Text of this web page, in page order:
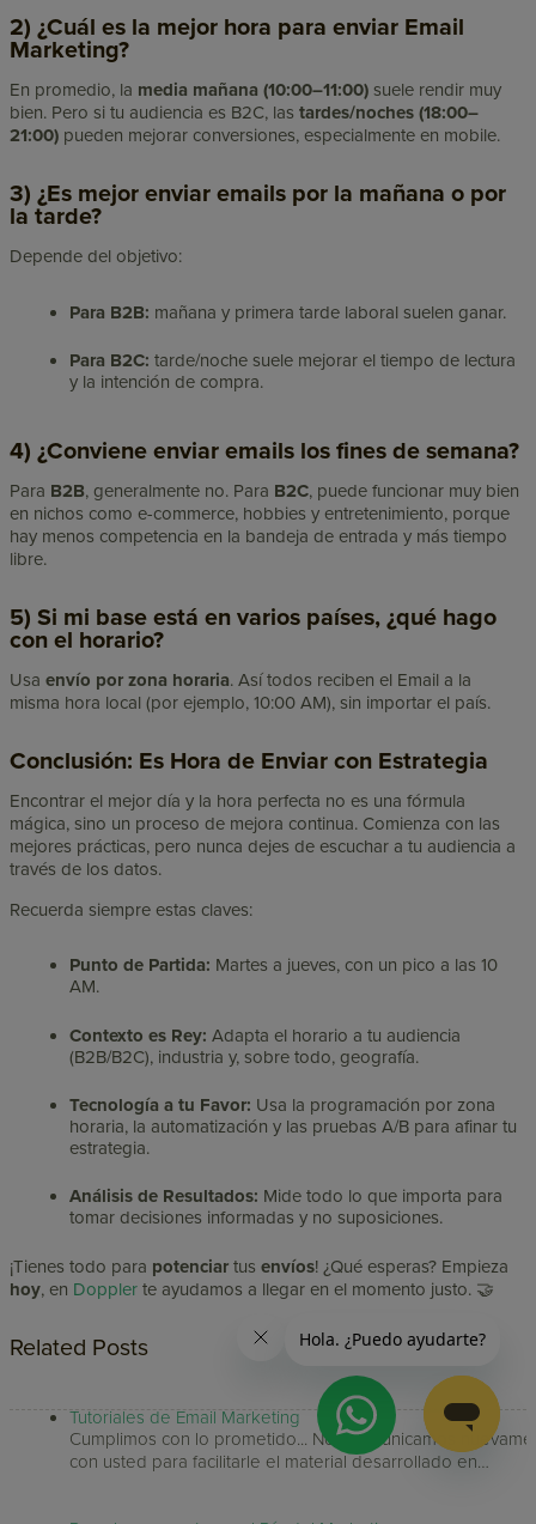
2) ¿Cuál es la mejor hora para enviar Email
Marketing?
En promedio, la media mañana (10:00–11:00) suele rendir muy
bien. Pero si tu audiencia es B2C, lastardes/noches (18:00–
21:00) pueden mejorar conversiones, especialmente en mobile.
3) ¿Es mejor enviar emails por la mañana o por
la tarde?
Depende del objetivo:
Para B2B: mañana y primera tarde laboral suelen ganar.
Para B2C: tarde/noche suele mejorar el tiempo de lectura
y la intención de compra.
4) ¿Conviene enviar emails los fines de semana?
Para B2B, generalmente no. Para B2C, puede funcionar muy bien
en nichos como e-commerce, hobbies y entretenimiento, porque
hay menos competencia en la bandeja de entrada y más tiempo
libre.
5) Si mi base está en varios países, ¿qué hago
con el horario?
Usaenvío por zona horaria. Así todos reciben el Email a la
misma hora local (por ejemplo, 10:00 AM), sin importar el país.
Conclusión: Es Hora de Enviar con Estrategia
Encontrar el mejor día y la hora perfecta no es una fórmula
mágica, sino un proceso de mejora continua. Comienza con las
mejores prácticas, pero nunca dejes de escuchar a tu audiencia a
través de los datos.
Recuerda siempre estas claves:
Punto de Partida: Martes a jueves, con un pico a las 10
AM.
Contexto es Rey: Adapta el horario a tu audiencia
(B2B/B2C), industria y, sobre todo, geografía.
Tecnología a tu Favor: Usa la programación por zona
horaria, la automatización y las pruebas A/B para afinar tu
estrategia.
Análisis de Resultados: Mide todo lo que importa para
tomar decisiones informadas y no suposiciones.
¡Tienes todo para potenciartusenvíos! ¿Qué esperas? Empieza
hoy, en Doppler te ayudamos a llegar en el momento justo. 🤝
Related Posts
Tutoriales de Email Marketing
Cumplimos con lo prometido... Nos comunicamos
con usted para facilitarle el material desarrollado en…